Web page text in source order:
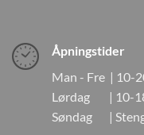
Åpningstider
Man - Fre | 10-
Lørdag | 10-
Søndag |